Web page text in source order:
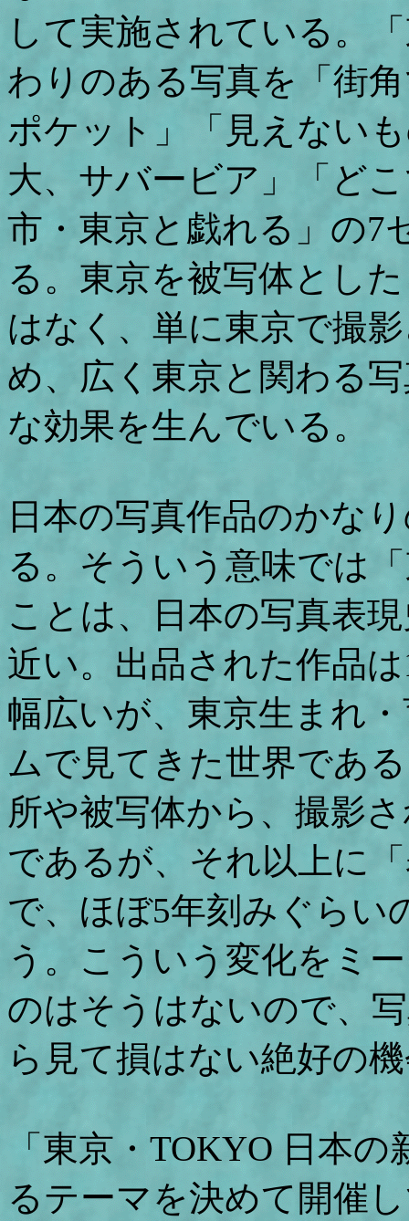
して実施されている。
わりのある写真を「街
ポケット」「見えない
大、サバービア」「ど
市・東京と戯れる」の7
る。東京を被写体とし
はなく、単に東京で撮
め、広く東京と関わる
な効果を生んでいる。
日本の写真作品のかな
る。そういう意味では
ことは、日本の写真表
近い。出品された作品
幅広いが、東京生まれ
ムで見てきた世界であ
所や被写体から、撮影
であるが、それ以上に
で、ほぼ5年刻みぐらい
う。こういう変化をミ
のはそうはないので、
ら見て損はない絶好の
「東京・TOKYO 日本
るテーマを決めて開催